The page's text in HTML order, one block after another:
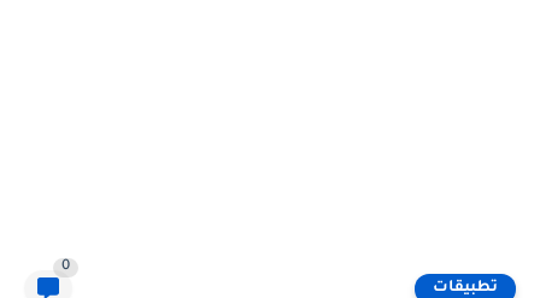
تطبيقات
0